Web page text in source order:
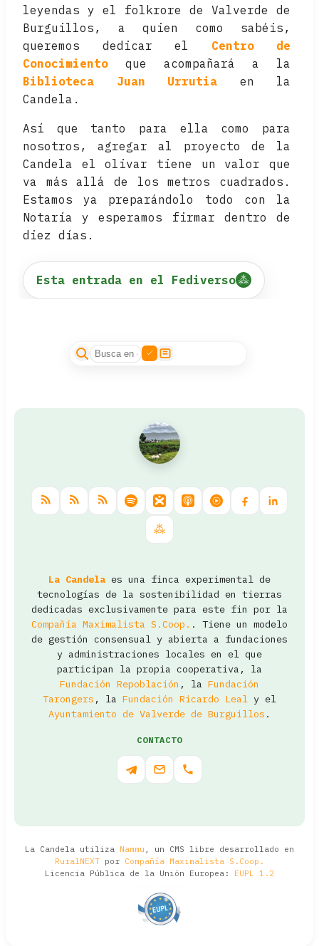
leyendas y el folkrore de Valverde de
Burguillos, a quien como sabéis,
queremos dedicar el Centro de
Conocimiento que acompañará a la
Biblioteca Juan Urrutia en la
Candela.
Así que tanto para ella como para
nosotros, agregar al proyecto de la
Candela el olivar tiene un valor que
va más allá de los metros cuadrados.
Estamos ya preparándolo todo con la
Notaría y esperamos firmar dentro de
diez días.
Esta entrada en el Fediverso
La Candela es una finca experimental de
tecnologías de la sostenibilidad en tierras
dedicadas exclusivamente para este fin por la
Compañía Maximalista S.Coop. . Tiene un modelo
de gestión consensual y abierta a fundaciones
y administraciones locales en el que
participan la propia cooperativa, la
Fundación Repoblación , la Fundación
Tarongers , la Fundación Ricardo Leal y el
Ayuntamiento de Valverde de Burguillos .
CONTACTO
La Candela utiliza Nammu , un CMS libre desarrollado en
RuralNEXT por Compañía Maximalista S.Coop.
Licencia Pública de la Unión Europea: EUPL 1.2